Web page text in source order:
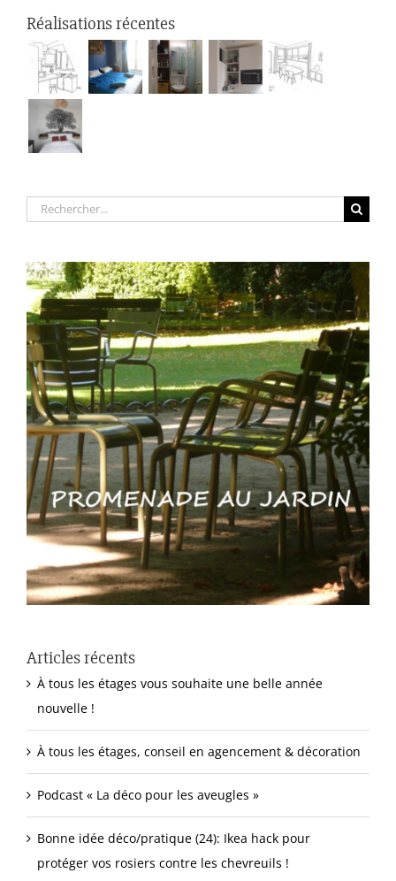
Réalisations récentes
Rechercher:
Articles récents
À tous les étages vous souhaite une belle année
nouvelle !
À tous les étages, conseil en agencement & décoration
Podcast « La déco pour les aveugles »
Bonne idée déco/pratique (24): Ikea hack pour
protéger vos rosiers contre les chevreuils !